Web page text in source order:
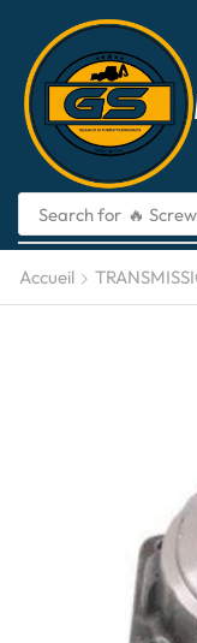
Search for 🔥
Accueil